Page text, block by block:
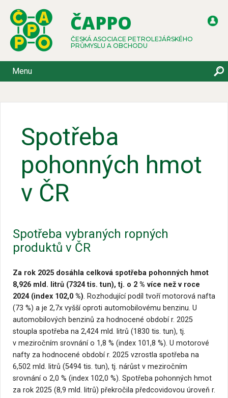
ČAPPO
ČESKÁ ASOCIACE PETROLEJÁŘSKÉHO
PRŮMYSLU A OBCHODU
Menu
Spotřeba
pohonných hmot
v ČR
Spotřeba vybraných ropných
produktů v ČR
Za rok 2025 dosáhla celková spotřeba pohonných hmot
8,926 mld. litrů (7324 tis. tun), tj. o 2 % více než v roce
2024 (index 102,0 %). Rozhodující podíl tvoří motorová nafta
(73 %) a je 2,7x vyšší oproti automobilovému benzinu. U
automobilových benzinů za hodnocené období r. 2025
stoupla spotřeba na 2,424 mld. litrů (1830 tis. tun), tj.
v meziročním srovnání o 1,8 % (index 101,8 %). U motorové
nafty za hodnocené období r. 2025 vzrostla spotřeba na
6,502 mld. litrů (5494 tis. tun), tj. nárůst v meziročním
srovnání o 2,0 % (index 102,0 %). Spotřeba pohonných hmot
za rok 2025 (8,9 mld. litrů) překročila předcovidovou úroveň r.